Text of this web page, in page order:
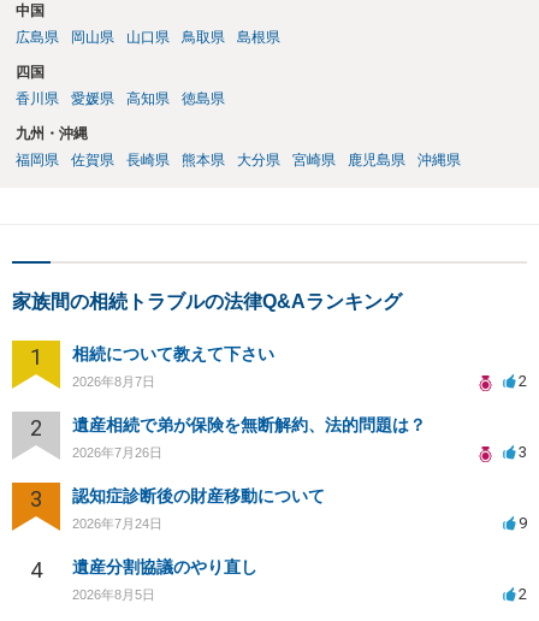
中国
広島県
岡山県 山口県 鳥取県 島根県
四国
香川県
愛媛県 高知県 徳島県
九州・沖縄
福岡県
佐賀県 長崎県 熊本県 大分県 宮崎県 鹿児島県 沖縄県
家族間の相続トラブルの法律Q&Aランキング
1 相続について教えて下さい
2026年8月7日 2
2 遺産相続で弟が保険を無断解約、法的問題は？
2026年7月26日 3
3 認知症診断後の財産移動について
2026年7月24日 9
4 遺産分割協議のやり直し
2026年8月5日 2